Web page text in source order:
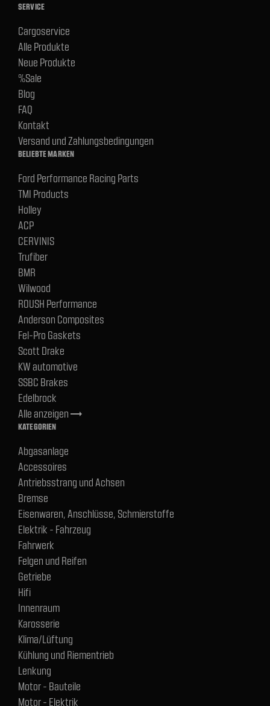
SERVICE
Cargoservice
Alle Produkte
Neue Produkte
%Sale
Blog
FAQ
Kontakt
Versand und Zahlungsbedingungen
BELIEBTE MARKEN
Ford Performance Racing Parts
TMI Products
Holley
ACP
CERVINIS
Trufiber
BMR
Wilwood
ROUSH Performance
Anderson Composites
Fel-Pro Gaskets
Scott Drake
KW automotive
SSBC Brakes
Edelbrock
Alle anzeigentrending_flat
KATEGORIEN
Abgasanlage
Accessoires
Antriebsstrang und Achsen
Bremse
Eisenwaren, Anschlüsse, Schmierstoffe
Elektrik - Fahrzeug
Fahrwerk
Felgen und Reifen
Getriebe
Hifi
Innenraum
Karosserie
Klima/Lüftung
Kühlung und Riementrieb
Lenkung
Motor - Bauteile
Motor - Elektrik